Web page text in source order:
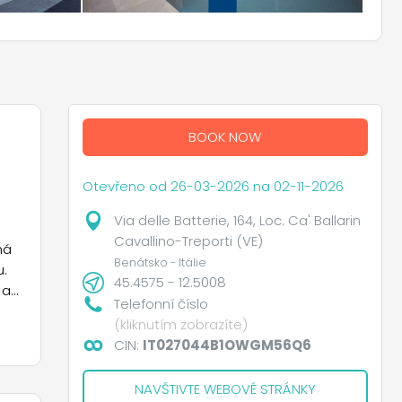
BOOK NOW
Otevřeno od 26-03-2026 na 02-11-2026
Via delle Batterie, 164, Loc. Ca' Ballarin
Cavallino-Treporti (VE)
Benátsko - Itálie
45.4575 - 12.5008
Telefonní číslo
(kliknutím zobrazíte)
CIN: IT027044B1OWGM56Q6
NAVŠTIVTE WEBOVÉ STRÁNKY